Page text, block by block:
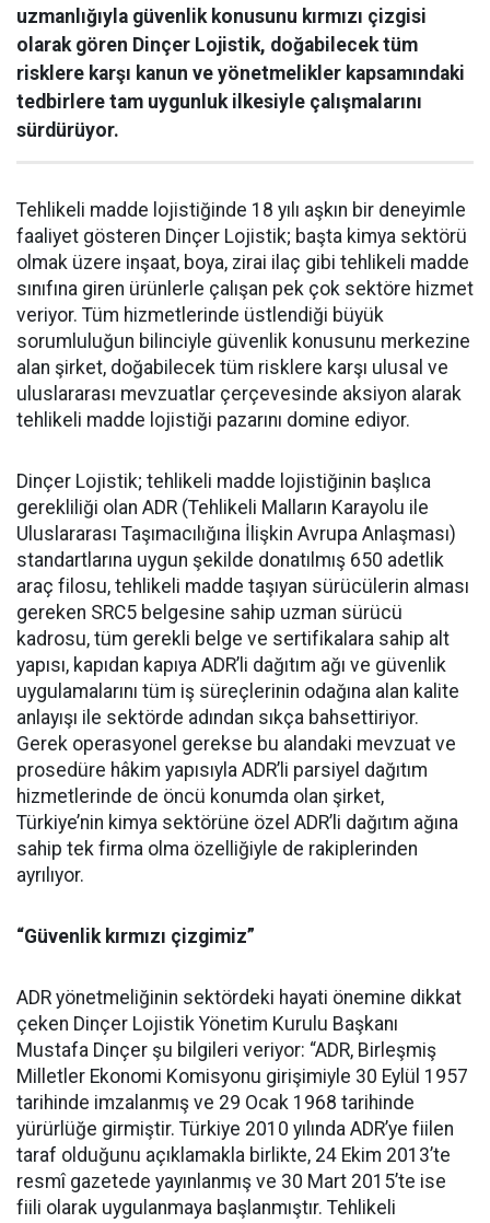
uzmanlığıyla güvenlik konusunu kırmızı çizgisi
olarak gören Dinçer Lojistik, doğabilecek tüm
risklere karşı kanun ve yönetmelikler kapsamındaki
tedbirlere tam uygunluk ilkesiyle çalışmalarını
sürdürüyor.
Tehlikeli madde lojistiğinde 18 yılı aşkın bir deneyimle
faaliyet gösteren Dinçer Lojistik; başta kimya sektörü
olmak üzere inşaat, boya, zirai ilaç gibi tehlikeli madde
sınıfına giren ürünlerle çalışan pek çok sektöre hizmet
veriyor. Tüm hizmetlerinde üstlendiği büyük
sorumluluğun bilinciyle güvenlik konusunu merkezine
alan şirket, doğabilecek tüm risklere karşı ulusal ve
uluslararası mevzuatlar çerçevesinde aksiyon alarak
tehlikeli madde lojistiği pazarını domine ediyor.
Dinçer Lojistik; tehlikeli madde lojistiğinin başlıca
gerekliliği olan ADR (Tehlikeli Malların Karayolu ile
Uluslararası Taşımacılığına İlişkin Avrupa Anlaşması)
standartlarına uygun şekilde donatılmış 650 adetlik
araç filosu, tehlikeli madde taşıyan sürücülerin alması
gereken SRC5 belgesine sahip uzman sürücü
kadrosu, tüm gerekli belge ve sertifikalara sahip alt
yapısı, kapıdan kapıya ADR’li dağıtım ağı ve güvenlik
uygulamalarını tüm iş süreçlerinin odağına alan kalite
anlayışı ile sektörde adından sıkça bahsettiriyor.
Gerek operasyonel gerekse bu alandaki mevzuat ve
prosedüre hâkim yapısıyla ADR’li parsiyel dağıtım
hizmetlerinde de öncü konumda olan şirket,
Türkiye’nin kimya sektörüne özel ADR’li dağıtım ağına
sahip tek firma olma özelliğiyle de rakiplerinden
ayrılıyor.
“Güvenlik kırmızı çizgimiz”
ADR yönetmeliğinin sektördeki hayati önemine dikkat
çeken Dinçer Lojistik Yönetim Kurulu Başkanı
Mustafa Dinçer şu bilgileri veriyor: “ADR, Birleşmiş
Milletler Ekonomi Komisyonu girişimiyle 30 Eylül 1957
tarihinde imzalanmış ve 29 Ocak 1968 tarihinde
yürürlüğe girmiştir. Türkiye 2010 yılında ADR’ye fiilen
taraf olduğunu açıklamakla birlikte, 24 Ekim 2013’te
resmî gazetede yayınlanmış ve 30 Mart 2015’te ise
fiili olarak uygulanmaya başlanmıştır. Tehlikeli